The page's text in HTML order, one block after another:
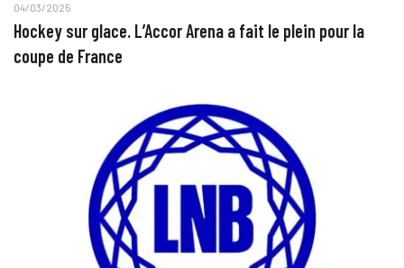
04/03/2025
Hockey sur glace. L’Accor Arena a fait le plein pour la
coupe de France